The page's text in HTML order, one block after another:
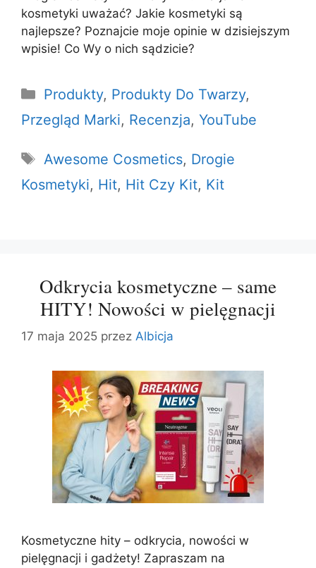
kosmetyki uważać? Jakie kosmetyki są
najlepsze? Poznajcie moje opinie w dzisiejszym
wpisie! Co Wy o nich sądzicie?
Kategorie
Produkty, Produkty Do Twarzy,
Przegląd Marki, Recenzja, YouTube
Tagi
Awesome Cosmetics, Drogie
Kosmetyki, Hit, Hit Czy Kit, Kit
Odkrycia kosmetyczne – same
HITY! Nowości w pielęgnacji
17 maja 2025 przez Albicja
Kosmetyczne hity – odkrycia, nowości w
pielęgnacji i gadżety! Zapraszam na